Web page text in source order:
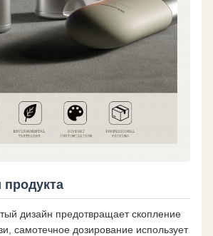
дизайн предотвращает скопление
самотечное дозирование использует